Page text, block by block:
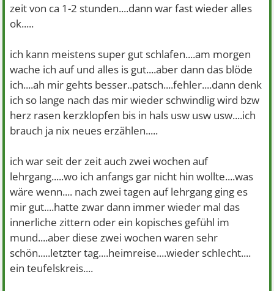
zeit von ca 1-2 stunden....dann war fast wieder alles
ok.....
ich kann meistens super gut schlafen....am morgen
wache ich auf und alles is gut....aber dann das blöde
ich....ah mir gehts besser..patsch....fehler....dann denk
ich so lange nach das mir wieder schwindlig wird bzw
herz rasen kerzklopfen bis in hals usw usw usw....ich
brauch ja nix neues erzählen.....
ich war seit der zeit auch zwei wochen auf
lehrgang.....wo ich anfangs gar nicht hin wollte....was
wäre wenn.... nach zwei tagen auf lehrgang ging es
mir gut....hatte zwar dann immer wieder mal das
innerliche zittern oder ein kopisches gefühl im
mund....aber diese zwei wochen waren sehr
schön.....letzter tag....heimreise....wieder schlecht....
ein teufelskreis....